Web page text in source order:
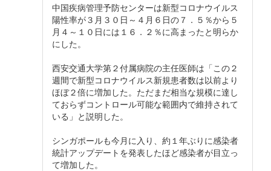
中国疾病管理予防センターは新型コロナウイルス
陽性率が３月３０日～４月６日の７．５％から５
月４～１０日には１６．２％に高まったと明らか
にした。
西安交通大学第２付属病院の主任医師は「この２
週間で新型コロナウイルス新規患者数は以前より
ほぼ２倍に増加した。ただまだ相当な規模に達し
ておらずコントロール可能な範囲内で維持されて
いる」と説明した。
シンガポールも今月に入り、約１年ぶりに感染者
統計アップデートを発表したほど感染者が目立っ
て増加した。